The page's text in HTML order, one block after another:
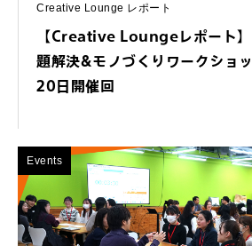
Creative Lounge レポート
【Creative Loungeレポート
題解決&モノづくりワークショ
20日開催回
Events